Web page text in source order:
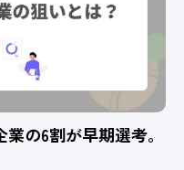
の6割が早期選考。